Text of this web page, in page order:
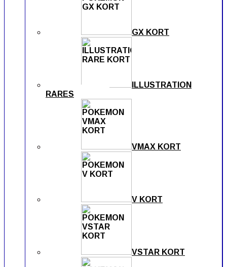
GX KORT
ILLUSTRATION
RARES
VMAX KORT
V KORT
VSTAR KORT